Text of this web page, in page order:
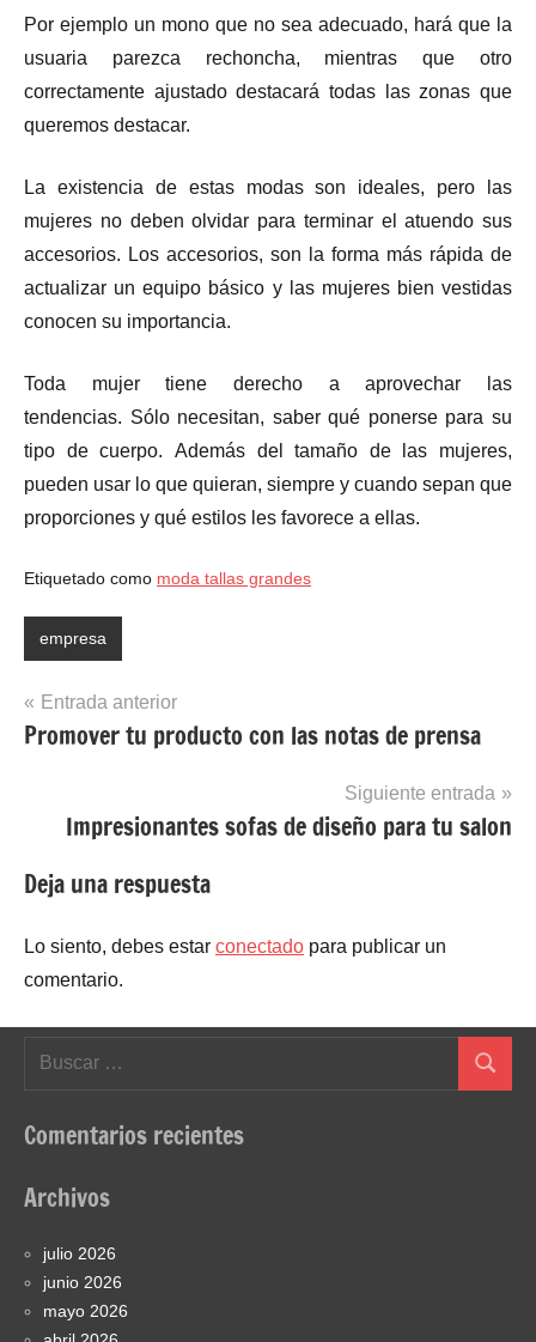
Por ejemplo un mono que no sea adecuado, hará que la
usuaria parezca rechoncha, mientras que otro
correctamente ajustado destacará todas las zonas que
queremos destacar.
La existencia de estas modas son ideales, pero las
mujeres no deben olvidar para terminar el atuendo sus
accesorios. Los accesorios, son la forma más rápida de
actualizar un equipo básico y las mujeres bien vestidas
conocen su importancia.
Toda mujer tiene derecho a aprovechar las
tendencias. Sólo necesitan, saber qué ponerse para su
tipo de cuerpo. Además del tamaño de las mujeres,
pueden usar lo que quieran, siempre y cuando sepan que
proporciones y qué estilos les favorece a ellas.
Etiquetado como moda tallas grandes
empresa
Navegación
de
Entrada anterior
Promover tu producto con las notas de prensa
Siguiente entrada
Impresionantes sofas de diseño para tu salon
Deja una respuesta
Lo siento, debes estar conectado para publicar un
comentario.
Buscar
Comentarios recientes
Archivos
julio 2026
junio 2026
mayo 2026